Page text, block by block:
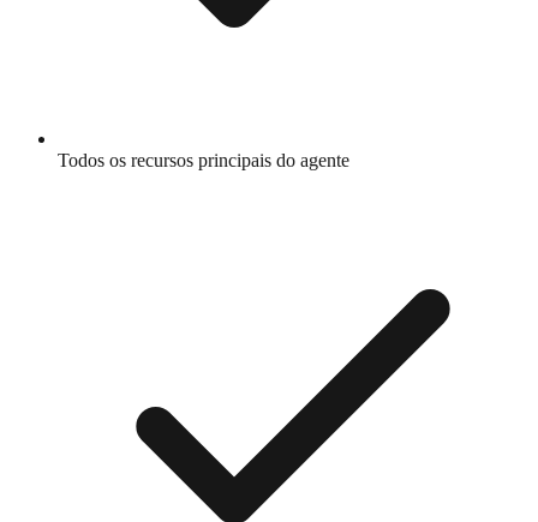
Todos os recursos principais do agente